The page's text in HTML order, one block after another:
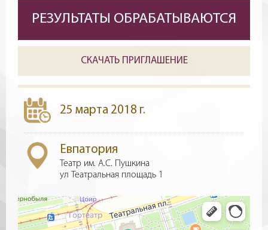
РЕЗУЛЬТАТЫ ОБРАБАТЫВАЮТСЯ
СКАЧАТЬ ПРИГЛАШЕНИЕ
25 марта 2018 г.
Евпатория
Театр им. А.С. Пушкина
ул Театральная площадь 1